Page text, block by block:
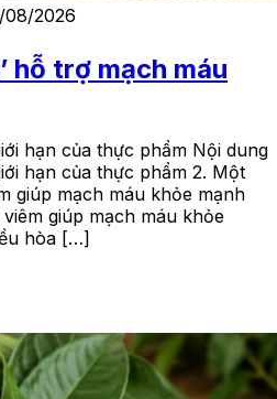
08/2026
hỗ trợ mạch máu
hạn của thực phẩm Nội dung
hạn của thực phẩm 2. Một
giúp mạch máu khỏe mạnh
giúp mạch máu khỏe
hòa […]